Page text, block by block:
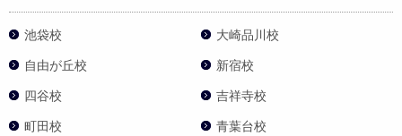
池袋校 大崎品川校
自由が丘校 新宿校
四谷校 吉祥寺校
町田校 青葉台校